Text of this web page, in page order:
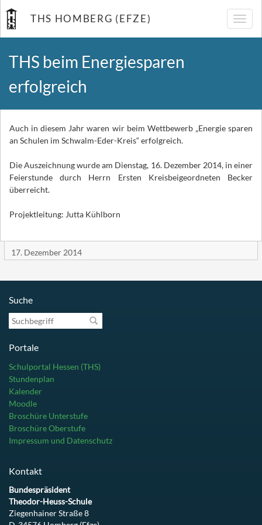
THS HOMBERG (EFZE)
THS beim Energiesparen
erfolgreich
Auch in diesem Jahr waren wir beim Wettbewerb „Energie sparen
an Schulen im Schwalm-Eder-Kreis“ erfolgreich.
Die Auszeichnung wurde am Dienstag, 16. Dezember 2014, in einer
Feierstunde durch Herrn Ersten Kreisbeigeordneten Becker
überreicht.
Projektleitung: Jutta Kühlborn
17. Dezember 2014
Suche
Suchbegriff
Portale
Schulportal Hessen (THS)
Stundenplan
Kalender
Moodle
Broschüre Unterstufe
Broschüre Oberstufe
Impressum und Datenschutz
Kontakt
Bundespräsident
Theodor-Heuss-Schule
Ziegenhainer Straße 8